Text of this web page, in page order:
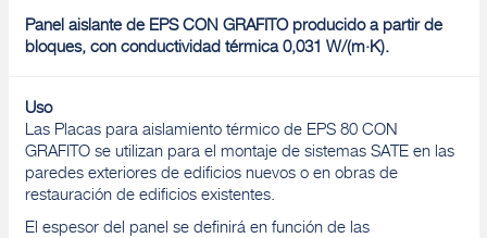
Panel aislante de EPS CON GRAFITO producido a partir de
bloques, con conductividad térmica 0,031 W/(m·K).
Uso
Las Placas para aislamiento térmico de EPS 80 CON
GRAFITO se utilizan para el montaje de sistemas SATE en las
paredes exteriores de edificios nuevos o en obras de
restauración de edificios existentes.
El espesor del panel se definirá en función de las